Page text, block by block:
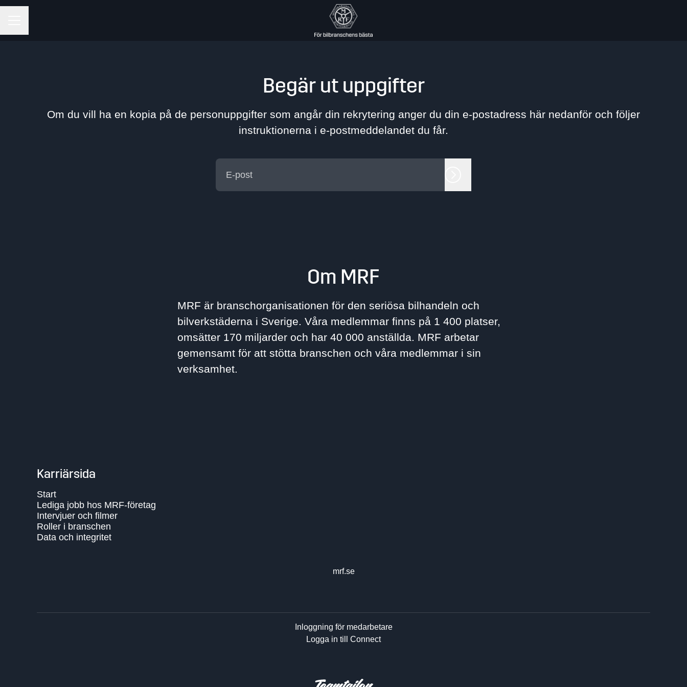
Begär ut uppgifter
Om du vill ha en kopia på de personuppgifter som angår din rekrytering anger du din e-postadress här nedanför och följer
instruktionerna i e-postmeddelandet du får.
Om MRF
MRF är branschorganisationen för den seriösa bilhandeln och
bilverkstäderna i Sverige. Våra medlemmar finns på 1 400 platser,
omsätter 170 miljarder och har 40 000 anställda. MRF arbetar
gemensamt för att stötta branschen och våra medlemmar i sin
verksamhet.
Karriärsida
Start
Lediga jobb hos MRF-företag
Intervjuer och filmer
Roller i branschen
Data och integritet
mrf.se
Inloggning för medarbetare
Logga in till Connect